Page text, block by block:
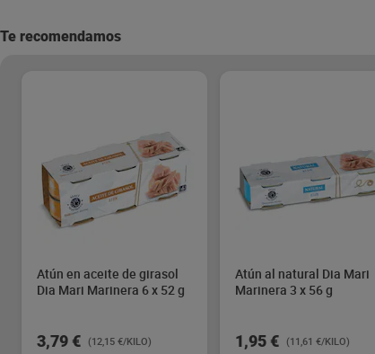
Te recomendamos
Atún en aceite de girasol
Dia Mari Marinera 6 x 52 g
3,79 € (12,15 €/KILO)
Atún al natural Dia Mari
Marinera 3 x 56 g
1,95 € (11,61 €/KILO)